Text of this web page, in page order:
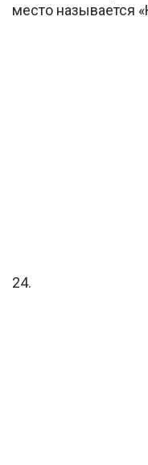
место называется
24.